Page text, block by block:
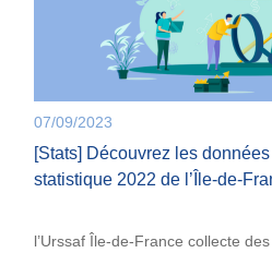
07/09/2023
[Stats] Découvrez les
statistique 2022 de l’Île-de-
l’Urssaf Île-de-France collecte